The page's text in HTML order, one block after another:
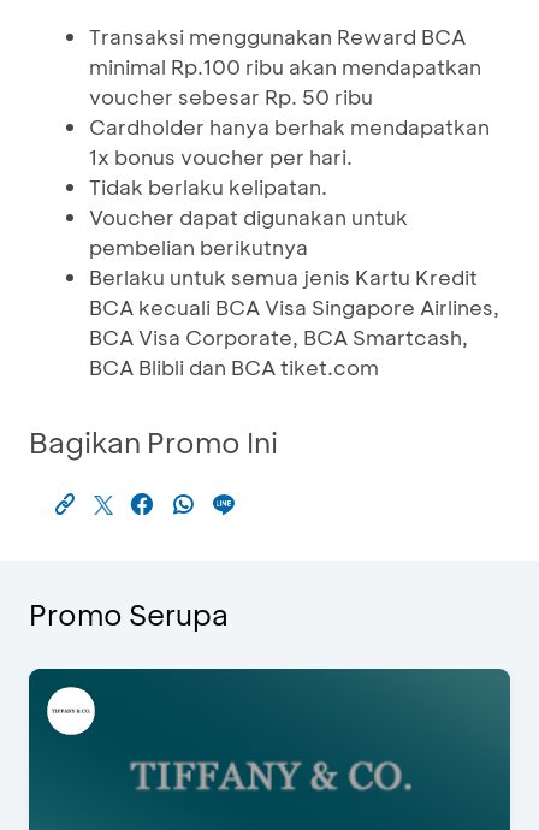
Transaksi menggunakan Reward BCA
minimal Rp.100 ribu akan mendapatkan
voucher sebesar Rp. 50 ribu
Cardholder hanya berhak mendapatkan
1x bonus voucher per hari.
Tidak berlaku kelipatan.
Voucher dapat digunakan untuk
pembelian berikutnya
Berlaku untuk semua jenis Kartu Kredit
BCA kecuali BCA Visa Singapore Airlines,
BCA Visa Corporate, BCA Smartcash,
BCA Blibli dan BCA tiket.com
Bagikan Promo Ini
Promo Serupa